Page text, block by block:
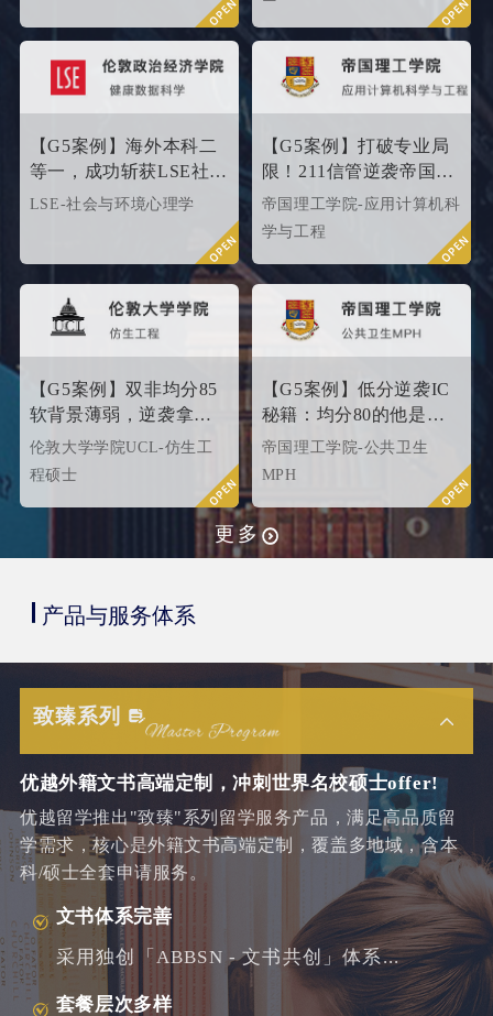
门，从外籍文书高端定制开
始！
【G5案例】海外本科二
等一，成功斩获LSE社会
与环境心理学硕士
LSE-社会与环境心理学
【G5案例】打破专业局
限！211信管逆袭帝国理
工G5硬核计算机专业
帝国理工学院-应用计算机科
学与工程
【G5案例】双非均分85
软背景薄弱，逆袭拿下
UCL伦敦大学学院
offer！
伦敦大学学院UCL-仿生工
程硕士
【G5案例】低分逆袭IC
秘籍：均分80的他是这
样打动招生官的
帝国理工学院-公共卫生
MPH
更多
产品与服务体系
致臻系列
优越外籍文书高端定制，冲刺世界名校硕士offer!
优越留学推出"致臻"系列留学服务产品，满足高品质留
学需求，核心是外籍文书高端定制，覆盖多地域，含本
科/硕士全套申请服务。
文书体系完善
采用独创「ABBSN - 文书共创」体系...
套餐层次多样